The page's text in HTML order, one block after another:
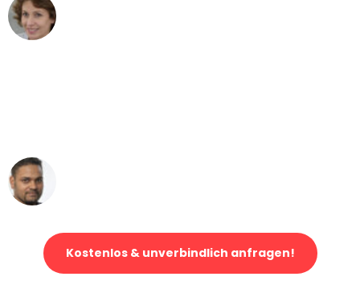
Kostenlos & unverbindlich anfragen!